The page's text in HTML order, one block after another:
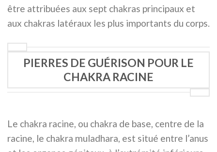
être attribuées aux sept chakras principaux et
aux chakras latéraux les plus importants du corps.
PIERRES DE GUÉRISON POUR LE
CHAKRA RACINE
Le chakra racine, ou chakra de base, centre de la
racine, le chakra muladhara, est situé entre l’anus